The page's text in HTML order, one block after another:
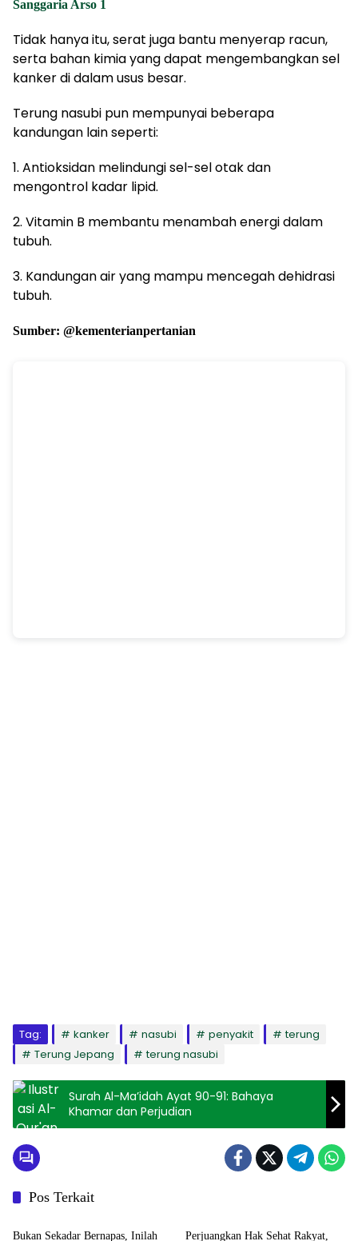
Sanggaria Arso 1
Tidak hanya itu, serat juga bantu menyerap racun,
serta bahan kimia yang dapat mengembangkan sel
kanker di dalam usus besar.
Terung nasubi pun mempunyai beberapa
kandungan lain seperti:
1. Antioksidan melindungi sel-sel otak dan
mengontrol kadar lipid.
2. Vitamin B membantu menambah energi dalam
tubuh.
3. Kandungan air yang mampu mencegah dehidrasi
tubuh.
Sumber: @kementerianpertanian
Tag: kanker nasubi penyakit
terung
Terung Jepang
terung nasubi
Surah Al-Ma’idah Ayat 90-91: Bahaya
Khamar dan Perjudian
Pos Terkait
KESEHATAN
Bukan Sekadar Bernapas, Inilah
Perjuangkan Hak Sehat Rakyat,